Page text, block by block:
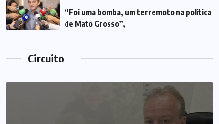
“Foi uma bomba, um terremoto na política
de Mato Grosso”,
Circuito